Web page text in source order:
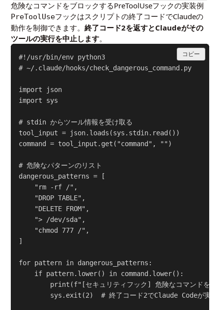
危険なコマンドをブロックするPreToolUseフックの実装例
PreToolUseフックはスクリプトの終了コードでClaudeの
動作を制御できます。終了コード2を返すとClaudeがその
ツールの実行を中止します。
#!/usr/bin/env python3
# ~/.claude/hooks/check_dangerous_command.py
import json
import sys
# stdin からツール情報を受け取る
tool_input = json.loads(sys.stdin.read())
command = tool_input.get("command", "")
# 危険なパターンのリスト
dangerous_patterns = [
    "rm -rf /",
    "DROP TABLE",
    "DELETE FROM",
    "> /dev/sda",
    "chmod 777 /",
]
for pattern in dangerous_patterns:
    if pattern.lower() in command.lower():
print(f"[セキュリティフック] 危険なコマンドを
sys.exit(2)  # 終了コード2でClaude Codeが実行
コピー